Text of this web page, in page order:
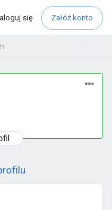
się Załóż konto